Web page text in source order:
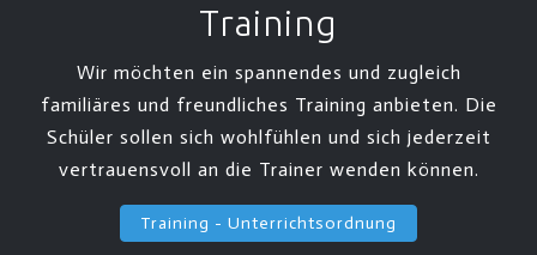
Training
Wir möchten ein spannendes und zugleich
familiäres und freundliches Training anbieten. Die
Schüler sollen sich wohlfühlen und sich jederzeit
vertrauensvoll an die Trainer wenden können.
Training - Unterrichtsordnung